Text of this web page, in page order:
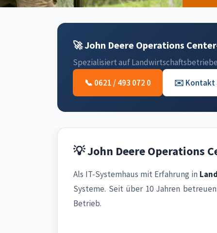
🚀 John Deere Operations
Spezialisiert auf
📞 0621 / 493 072 0
✉️ Kontakt
💡 John Deere Operations
Als IT-Systemhaus mit Erfahrung in
Systeme. Seit über 10 Jahren
Betrieb.